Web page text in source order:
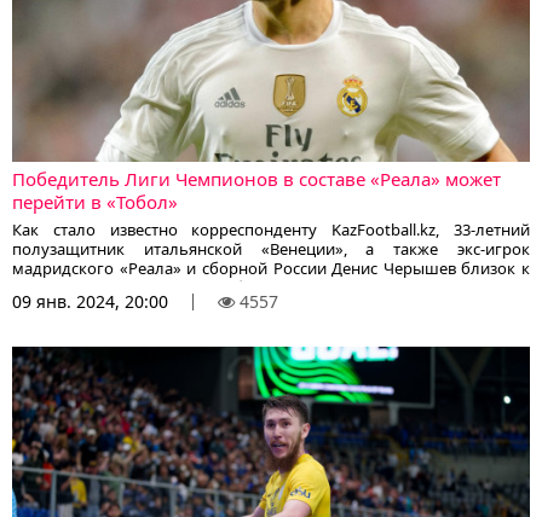
Победитель Лиги Чемпионов в составе «Реала» может
перейти в «Тобол»
Как стало известно корреспонденту KazFootball.kz, 33-летний
полузащитник итальянской «Венеции», а также экс-игрок
мадридского «Реала» и сборной России Денис Черышев близок к
переходу в костанайский «Тобол».
09 янв. 2024, 20:00 4557